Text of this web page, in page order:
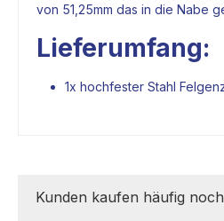
von 51,25mm das in die Nabe
Lieferumfang:
1x hochfester Stahl
Kunden kaufen häufig